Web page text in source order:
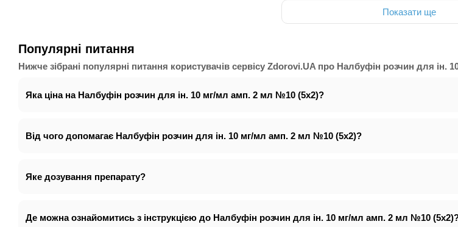
Показати ще
Популярні питання
Нижче зібрані популярні питання користувачів сервісу Zdorovi.UA про Налбуфін розчин для ін.
Яка ціна на Налбуфін розчин для ін. 10 мг/мл амп. 2 мл №10 (5х2)?
Від чого допомагає Налбуфін розчин для ін. 10 мг/мл амп. 2 мл №10 (5х2)?
Яке дозування препарату?
Де можна ознайомитись з інструкцією до Налбуфін розчин для ін. 10 мг/мл амп. 2 мл №10